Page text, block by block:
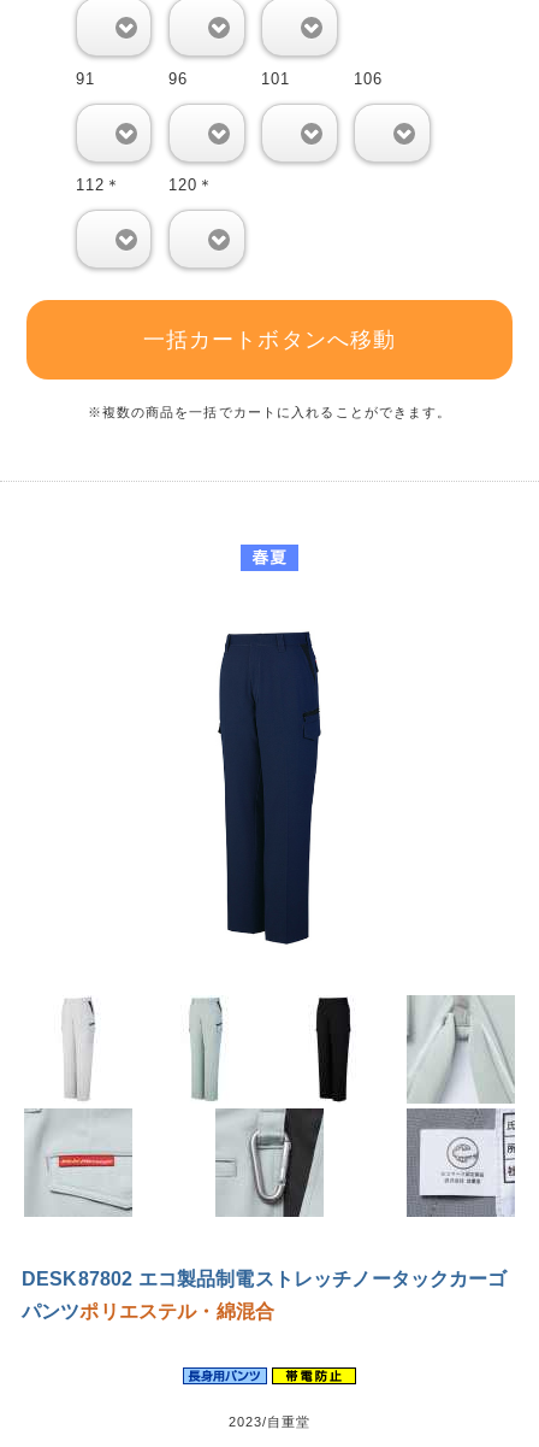
91 96 101 106
112＊ 120＊
一括カートボタンへ移動
※複数の商品を一括でカートに入れることができます。
DESK87802 エコ製品制電ストレッチノータックカーゴ
パンツポリエステル・綿混合
2023/自重堂